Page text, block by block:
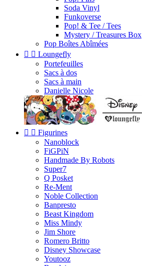
Soda Vinyl
Funkoverse
Pop! & Tee / Tees
Mystery / Treasures Box
Pop Boîtes Abîmées
  Loungefly
Portefeuilles
Sacs à dos
Sacs à main
Danielle Nicole
  Figurines
Nanoblock
FiGPiN
Handmade By Robots
Super7
Q Posket
Re-Ment
Noble Collection
Banpresto
Beast Kingdom
Miss Mindy
Jim Shore
Romero Britto
Disney Showcase
Youtooz